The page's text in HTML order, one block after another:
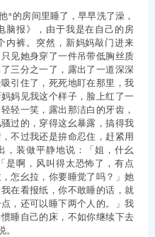
*的房间里睡了，早早洗了澡，
脑报》，由于我是在自己的房
内裤。突然，新妈妈敲门进来
见她身穿了一件吊带低胸丝质
三分之一了，露出了一道深深
引住了，死死地盯在那里，我
妈见我这个样子，脸上红了一
轻一笑，露出那洁白的牙齿，
过的，穿得这幺暴露，搞得我
不过我还是拚命忍住，赶紧用
，装做平静地说：「姐，什幺
是啊，风叫得太恐怖了，有点
怎幺拉，你要睡觉了吗？」她
在看报纸，你不敢睡的话，就
，还可以睡下两个人的。」我
睡自己的床，不如你继续下去